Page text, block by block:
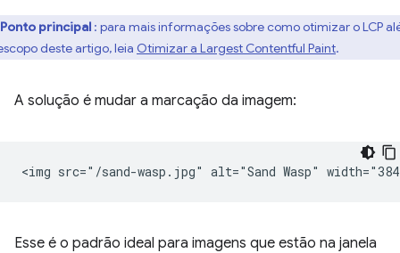
Ponto principal : para mais informações sobre como otimizar o LCP
deste artigo, leia Otimizar a Largest Contentful Paint.
A solução é mudar a marcação da imagem:
Esse é o padrão ideal para imagens que estão na janela